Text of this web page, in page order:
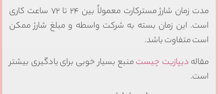
مدت زمان شارژ مسترکارت معمولاً بین ۲۴ تا ۷۲ ساعت کاری
است. این زمان بسته به شرکت واسطه و مبلغ شارژ ممکن
است متفاوت باشد.
مقاله دیپازیت چیستمنبع بسیار خوبی برای یادگیری بیشتر
است.